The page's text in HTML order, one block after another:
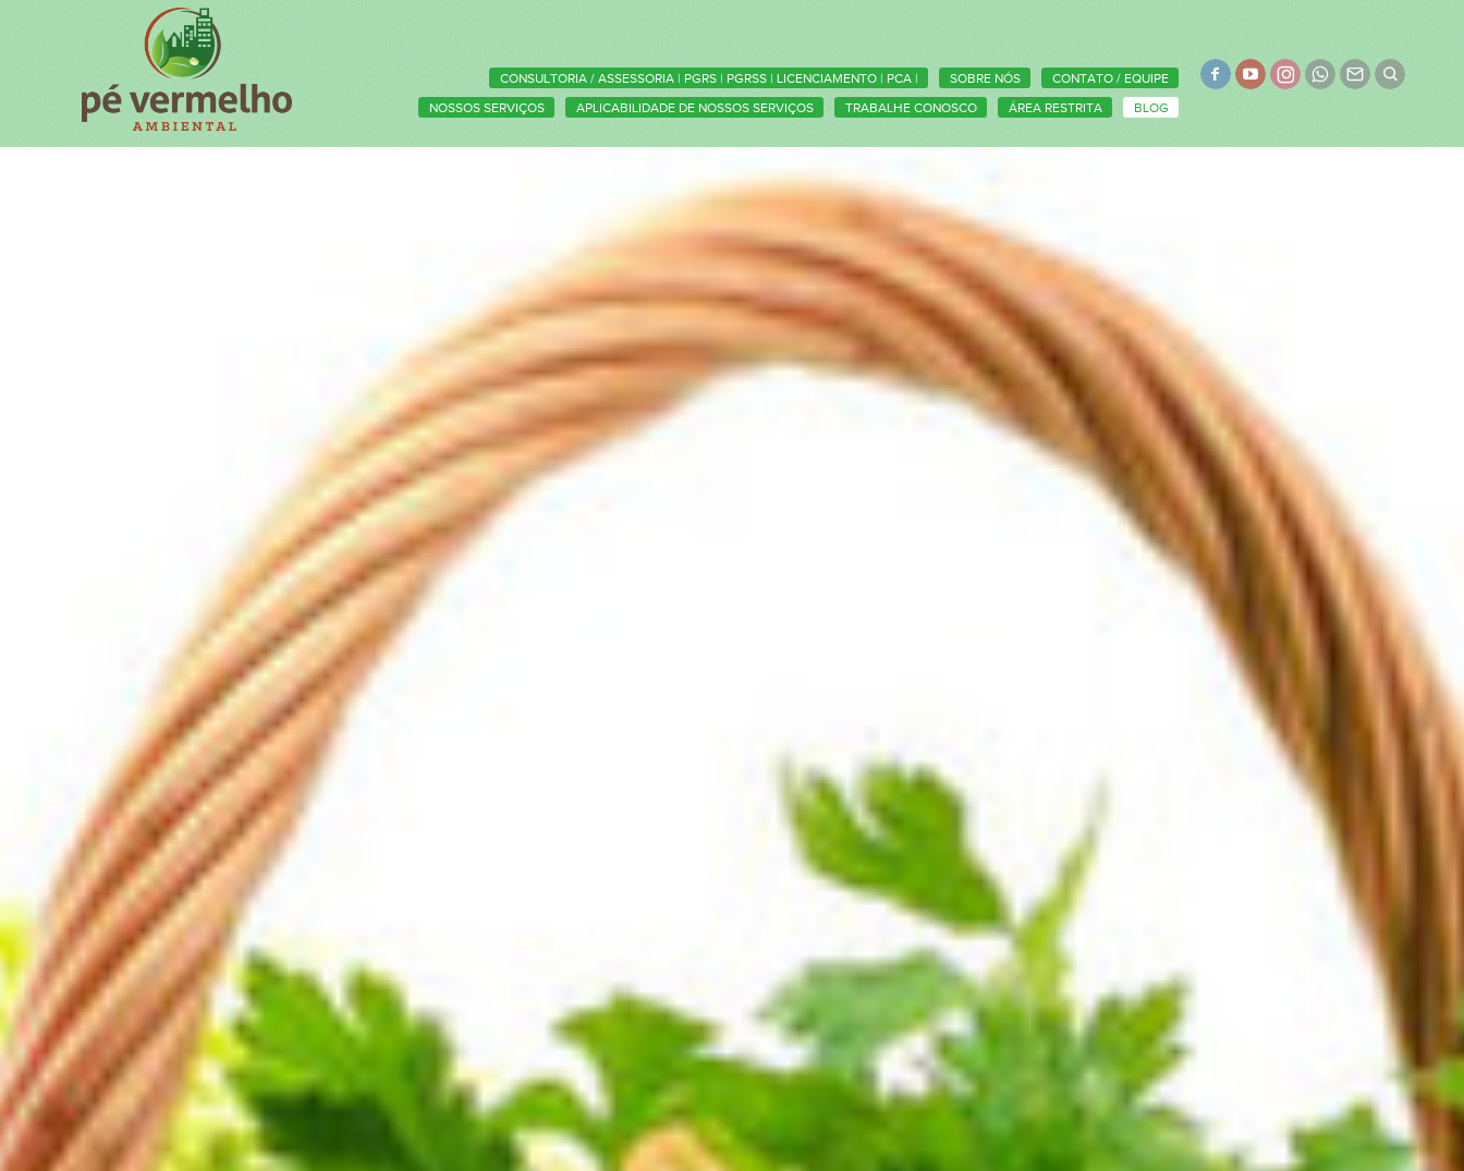
CONSULTORIA / ASSESSORIA | PGRS | PGRSS | LICENCIAMENTO | PCA | SOBRE NÓS
CONTATO / EQUIPE
NOSSOS SERVIÇOS
APLICABILIDADE DE NOSSOS SERVIÇOS TRABALHE CONOSCO ÁREA RESTRITA BLOG